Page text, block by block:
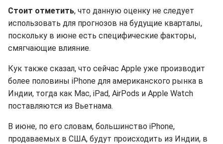
Стоит отметить, что данную оценку не следует
использовать для прогнозов на будущие кварталы,
поскольку в июне есть специфические факторы,
смягчающие влияние.
Кук также сказал, что сейчас Apple уже производит
более половины iPhone для американского рынка в
Индии, тогда как Mac, iPad, AirPods и Apple Watch
поставляются из Вьетнама.
В июне, по его словам, большинство iPhone,
продаваемых в США, будут происходить из Индии, в